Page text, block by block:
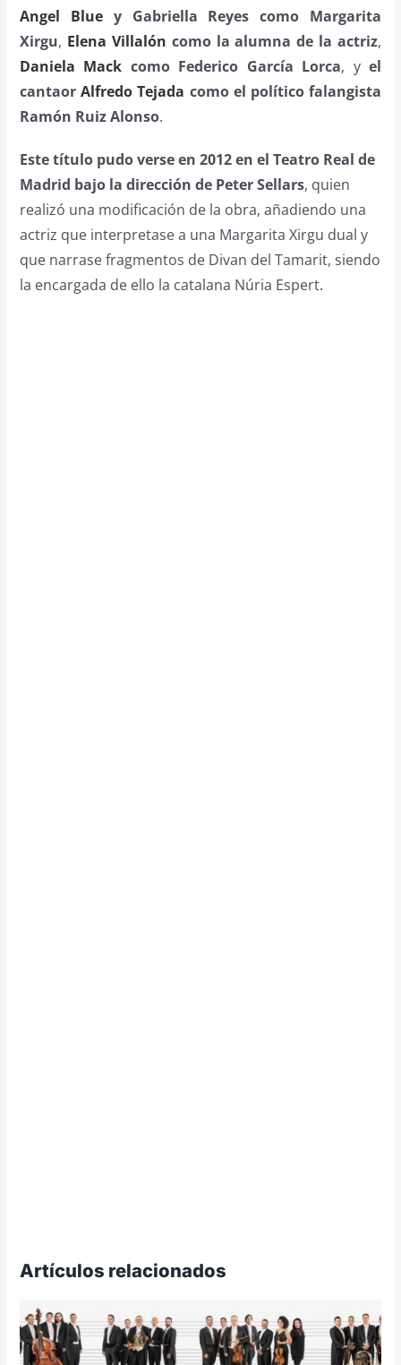
Angel Bluey Gabriella Reyes como Margarita
Xirgu, Elena Villalón como la alumna de la actriz,
Daniela Mack como Federico García Lorca, yel
cantaor Alfredo Tejada como el político falangista
Ramón Ruiz Alonso.
Este título pudo verse en 2012 en el Teatro Real de
Madrid bajo la dirección de Peter Sellars, quien
realizó una modificación de la obra, añadiendo una
actriz que interpretase a una Margarita Xirgu dual y
que narrase fragmentos de Divan del Tamarit, siendo
la encargada de ello la catalana Núria Espert.
Artículos relacionados